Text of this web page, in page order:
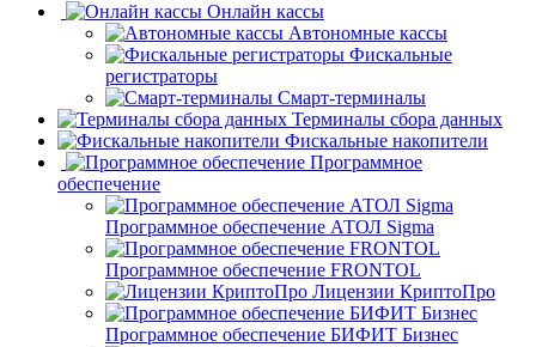
Онлайн кассы
Автономные кассы
Фискальные
регистраторы
Смарт-терминалы
Терминалы сбора данных
Фискальные накопители
Программное
обеспечение
Программное обеспечение АТОЛ Sigma
Программное обеспечение FRONTOL
Лицензии КриптоПро
Программное обеспечение БИФИТ Бизнес